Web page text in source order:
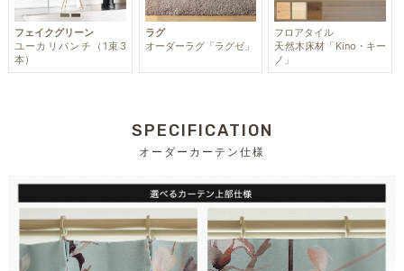
フェイクグリーン
ユーカリバンチ（1束3
本）
ラグ
オーダーラグ「ラグゼ」
フロアタイル
天然木床材「Kino・キー
ノ」
SPECIFICATION
オーダーカーテン仕様